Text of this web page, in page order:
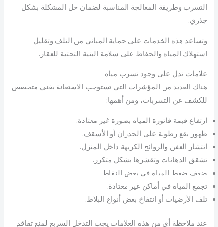
التسرب وطريقة المعالجة المناسبة لضمان حل المشكلة بشكل
جذري.
وتساعد هذه الخدمات على حماية المباني من التلف وتقليل
استهلاك المياه والحفاظ على سلامة البنية التحتية للعقار.
علامات تدل على وجود تسرب مياه
هناك العديد من المؤشرات التي تستوجب الاستعانة بفني متخصص
للكشف عن التسربات، ومن أهمها:
ارتفاع قيمة فاتورة المياه بصورة غير معتادة.
ظهور بقع رطوبة على الجدران أو الأسقف.
انتشار العفن والروائح الكريهة داخل المنزل.
تشقق الدهانات وتقشرها بشكل متكرر.
ضعف ضغط المياه في بعض النقاط.
تجمع المياه في أماكن غير معتادة.
تلف الأرضيات أو انتفاخ بعض أنواع البلاط.
عند ملاحظة أي من هذه العلامات يجب التدخل السريع لمنع تفاقم